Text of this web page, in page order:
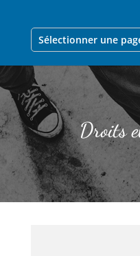
Sélectionner une
Droits